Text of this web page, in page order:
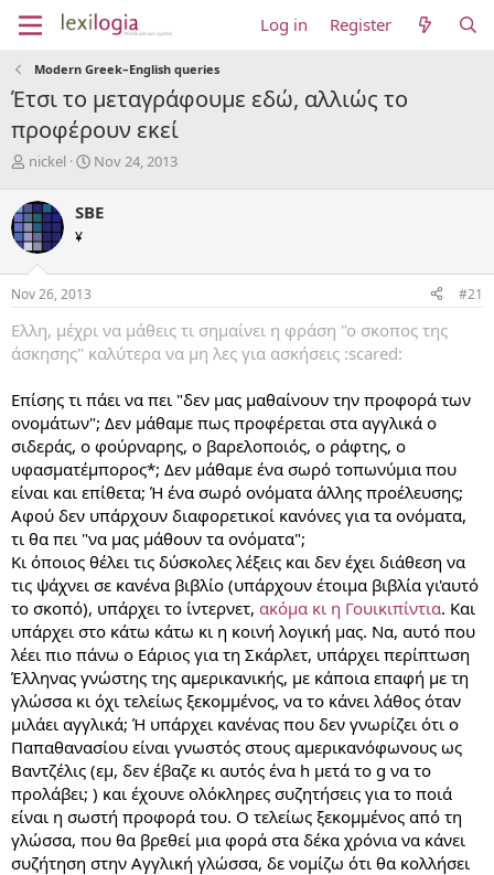
Log in Register
Modern Greek–English queries
Έτσι το μεταγράφουμε εδώ, αλλιώς το
προφέρουν εκεί
T
r
e
a
d
s
t
r
t
r
nickel
S
r
a
Nov 24, 2013
SBE
¥
Nov 26, 2013 #21
Eλλη, μέχρι να μάθεις τι σημαίνει η φράση "ο σκοπος της
άσκησης" καλύτερα να μη λες για ασκήσεις :scared:
Επίσης τι πάει να πει "δεν μας μαθαίνουν την προφορά των
ονομάτων"; Δεν μάθαμε πως προφέρεται στα αγγλικά ο
σιδεράς, ο φούρναρης, ο βαρελοποιός, ο ράφτης, ο
υφασματέμπορος*; Δεν μάθαμε ένα σωρό τοπωνύμια που
είναι και επίθετα; Ή ένα σωρό ονόματα άλλης προέλευσης;
Αφού δεν υπάρχουν διαφορετικοί κανόνες για τα ονόματα,
τι θα πει "να μας μάθουν τα ονόματα";
Κι όποιος θέλει τις δύσκολες λέξεις και δεν έχει διάθεση να
τις ψάχνει σε κανένα βιβλίο (υπάρχουν έτοιμα βιβλία γι'αυτό
το σκοπό), υπάρχει το ίντερνετ, ακόμα κι η Γουικιπίντια. Και
υπάρχει στο κάτω κάτω κι η κοινή λογική μας. Να, αυτό που
λέει πιο πάνω ο Εάριος για τη Σκάρλετ, υπάρχει περίπτωση
Έλληνας γνώστης της αμερικανικής, με κάποια επαφή με τη
γλώσσα κι όχι τελείως ξεκομμένος, να το κάνει λάθος όταν
μιλάει αγγλικά; Ή υπάρχει κανένας που δεν γνωρίζει ότι ο
Παπαθανασίου είναι γνωστός στους αμερικανόφωνους ως
Βαντζέλις (εμ, δεν έβαζε κι αυτός ένα h μετά το g να το
προλάβει; ) και έχουνε ολόκληρες συζητήσεις για το ποιά
είναι η σωστή προφορά του. Ο τελείως ξεκομμένος από τη
γλώσσα, που θα βρεθεί μια φορά στα δέκα χρόνια να κάνει
συζήτηση στην Αγγλική γλώσσα, δε νομίζω ότι θα κολλήσει